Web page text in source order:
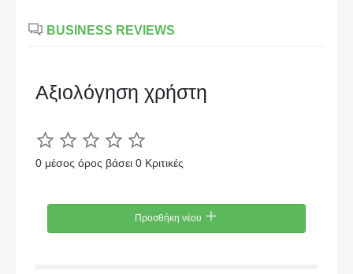
BUSINESS REVIEWS
Αξιολόγηση χρήστη
0 μέσος όρος βάσει 0 Κριτικές
Προσθήκη νέου